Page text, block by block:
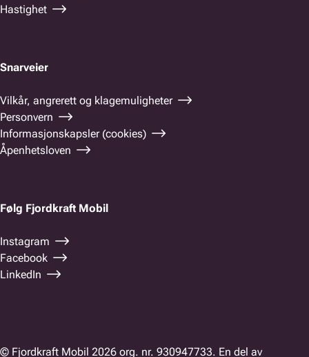
Hastighet
Snarveier
Vilkår, angrerett og klagemuligheter
Personvern
Informasjonskapsler (cookies)
Åpenhetsloven
Følg Fjordkraft Mobil
Instagram
Facebook
LinkedIn
© Fjordkraft Mobil 2026 org. nr. 930947733. En del av